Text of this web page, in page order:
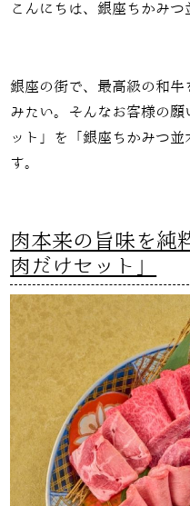
こんにちは、銀座ちかみつ
銀座の街で、最高級の和牛
みたい。そんなお客様の
ット」を「銀座ちかみつ
す。
肉本来の旨味を純
肉だけセット」